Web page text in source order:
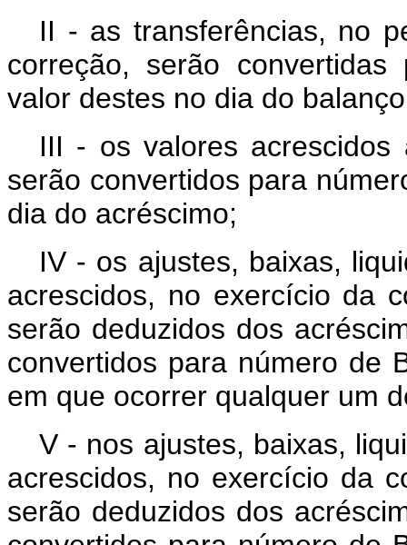
II - as transferências, no
correção, serão
valor destes no dia do
III - os valores
serão convertidos para
dia do acréscimo;
IV - os ajustes, baixas,
acrescidos, no exercício da
serão deduzidos dos
convertidos para número de
em que ocorrer qualquer um
V - nos ajustes, baixas,
acrescidos, no exercício da
serão deduzidos dos